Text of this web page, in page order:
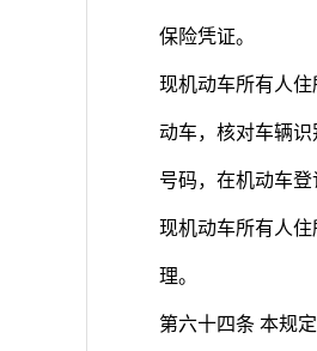
保险凭证。
现机动车所有人
动车，核对车辆
号码，在机动车
现机动车所有人
理。
第六十四条 本规